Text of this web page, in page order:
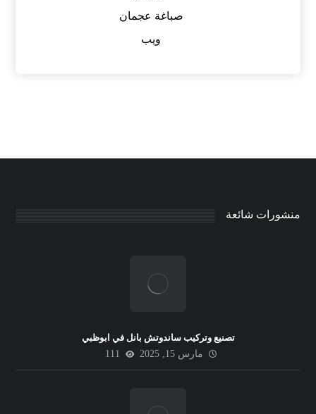
صباغة عجمان
ويب
منشورات شائعة
تصنيع وتركيب ساندوتش بانل في ابوظبي
مارس 15, 2025
111